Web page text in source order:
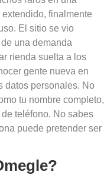
finalmente
El sitio se vio
una demanda
rienda suelta a los
gente nueva en
datos personales. No
tu nombre completo,
teléfono. No sabes
puede pretender ser